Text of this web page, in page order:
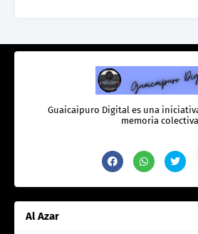
Guaicaipuro Digital es una
memoria colectiva
Al Azar